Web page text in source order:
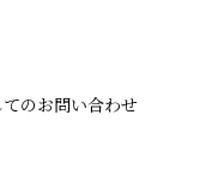
のお問い合わせ